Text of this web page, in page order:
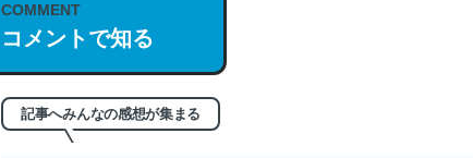
COMMENT
コメントで知る
記事へみんなの感想が集まる
これは名文。彼はとてもクレバーなんだろうなと凄く思う。英語
もお勧め。自分はこの流れ好き。Let’s Fucking Go. Then
─今のこの状況が信じられるかい？ by ラーズ・ヌートバー